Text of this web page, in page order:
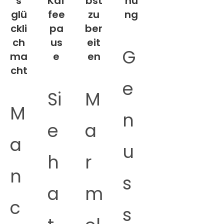
glü
ckli
ch
ma
cht
M
a
n
c
fee
pa
us
e
Si
e
h
a
zu
ber
eit
en
M
a
r
m
ng
G
e
n
u
s
s